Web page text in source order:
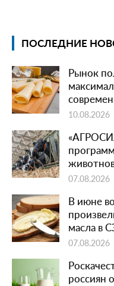
ПОСЛЕДНИЕ
Рынок
10.08.2026
07.08.2026
В июне
масла в
07.08.2026
россиян